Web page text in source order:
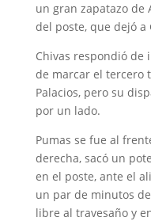
un gran zapatazo de
del poste, que dejó a
Chivas respondió de
de marcar el tercero
Palacios, pero su
por un lado.
Pumas se fue al
derecha, sacó un
en el poste, ante el
un par de minutos
libre al travesaño y